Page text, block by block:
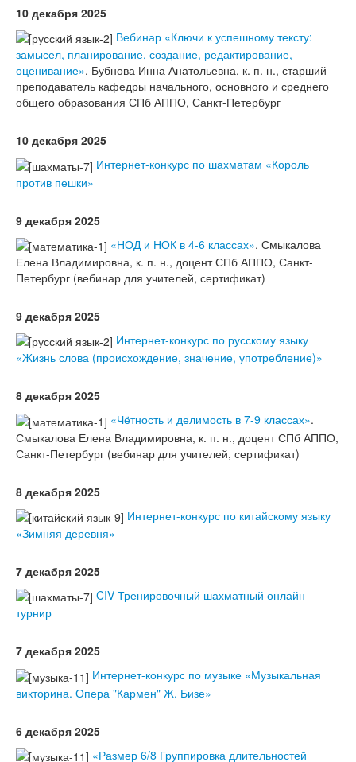
10 декабря 2025
Вебинар «Ключи к успешному тексту:
замысел, планирование, создание, редактирование,
оценивание». Бубнова Инна Анатольевна, к. п. н., старший
преподаватель кафедры начального, основного и среднего
общего образования СПб АППО, Санкт-Петербург
10 декабря 2025
Интернет-конкурс по шахматам «Король
против пешки»
9 декабря 2025
«НОД и НОК в 4-6 классах». Смыкалова
Елена Владимировна, к. п. н., доцент СПб АППО, Санкт-
Петербург (вебинар для учителей, сертификат)
9 декабря 2025
Интернет-конкурс по русскому языку
«Жизнь слова (происхождение, значение, употребление)»
8 декабря 2025
«Чётность и делимость в 7-9 классах».
Смыкалова Елена Владимировна, к. п. н., доцент СПб АППО,
Санкт-Петербург (вебинар для учителей, сертификат)
8 декабря 2025
Интернет-конкурс по китайскому языку
«Зимняя деревня»
7 декабря 2025
CIV Тренировочный шахматный онлайн-
турнир
7 декабря 2025
Интернет-конкурс по музыке «Музыкальная
викторина. Опера "Кармен" Ж. Бизе»
6 декабря 2025
«Размер 6/8 Группировка длительностей